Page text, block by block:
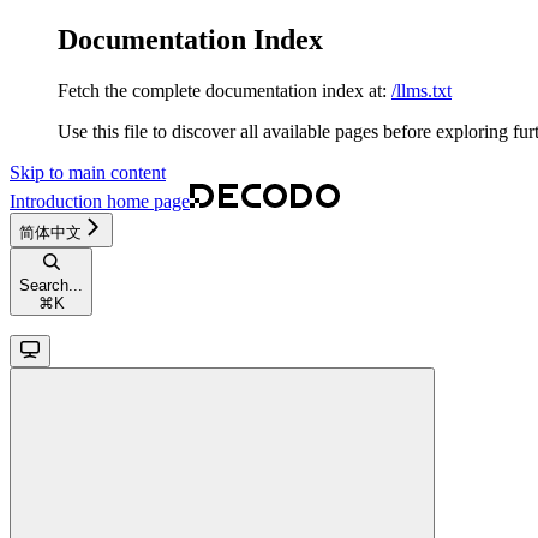
Documentation Index
Fetch the complete documentation index at: /llms.txt
Use this file to discover all available pages before exploring
Skip to main content
Introduction home page
简体中文
Search...
⌘ K